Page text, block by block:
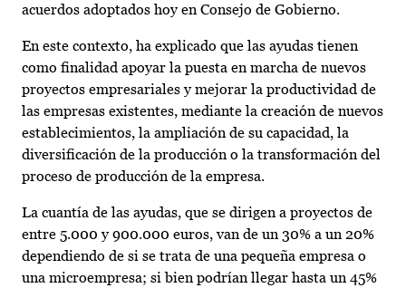
acuerdos adoptados hoy en Consejo de Gobierno.
En este contexto, ha explicado que las ayudas tienen
como finalidad apoyar la puesta en marcha de nuevos
proyectos empresariales y mejorar la productividad de
las empresas existentes, mediante la creación de nuevos
establecimientos, la ampliación de su capacidad, la
diversificación de la producción o la transformación del
proceso de producción de la empresa.
La cuantía de las ayudas, que se dirigen a proyectos de
entre 5.000 y 900.000 euros, van de un 30% a un 20%
dependiendo de si se trata de una pequeña empresa o
una microempresa; si bien podrían llegar hasta un 45%